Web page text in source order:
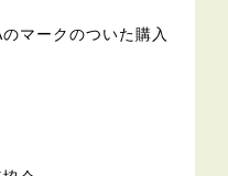
マークのついた購入